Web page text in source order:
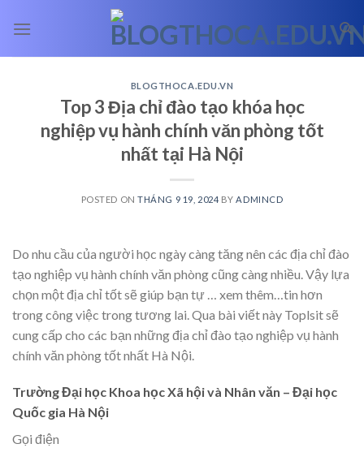
BLOGTHOCA.EDU.VN
Top 3 Địa chỉ đào tạo khóa học
nghiệp vụ hành chính văn phòng tốt
nhất tại Hà Nội
POSTED ONTHÁNG 9 19, 2024 BY ADMINCD
Do nhu cầu của người học ngày càng tăng nên các địa chỉ đào
tạo nghiệp vụ hành chính văn phòng cũng càng nhiều. Vậy lựa
chọn một địa chỉ tốt sẽ giúp bạn tự
… xem thêm… tin hơn
trong công việc trong tương lai. Qua bài viết này Toplsit sẽ
cung cấp cho các bạn những địa chỉ đào tạo nghiệp vụ hành
chính văn phòng tốt nhất Hà Nội.
Trường Đại học Khoa học Xã hội và Nhân văn – Đại học
Quốc gia Hà Nội
Gọi điện